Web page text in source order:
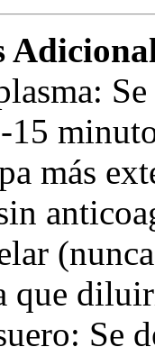
15
más
que
Se